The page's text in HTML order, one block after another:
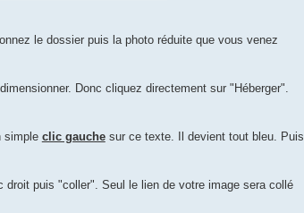
le dossier puis la photo réduite que vous venez
Donc cliquez directement sur "Héberger".
simple clic gauchesur ce texte. Il devient tout bleu. Puis
puis "coller". Seul le lien de votre image sera collé